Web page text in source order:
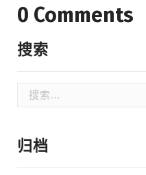
0 Comments
搜索
归档